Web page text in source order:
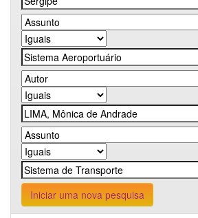
Iniciar uma nova pesquisa